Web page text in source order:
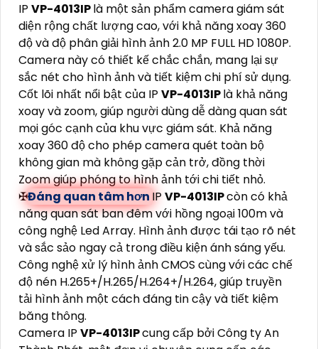
IP VP-4013IPlà một sản phẩm camera giám sát
diện rộng chất lượng cao, với khả năng xoay 360
độ và độ phân giải hình ảnh 2.0 MP FULL HD 1080P.
Camera này có thiết kế chắc chắn, mang lại sự
sắc nét cho hình ảnh và tiết kiệm chi phí sử dụng.
Cốt lõi nhất nổi bật của IP VP-4013IPlà khả năng
xoay và zoom, giúp người dùng dễ dàng quan sát
mọi góc cạnh của khu vực giám sát. Khả năng
xoay 360 độ cho phép camera quét toàn bộ
không gian mà không gặp cản trở, đồng thời
Zoom giúp phóng to hình ảnh tới chi tiết nhỏ.
✠Đáng quan tâm hơn IP VP-4013IPcòn có khả
năng quan sát ban đêm với hồng ngoại 100m và
công nghệ Led Array. Hình ảnh được tái tạo rõ nét
và sắc sảo ngay cả trong điều kiện ánh sáng yếu.
Công nghệ xử lý hình ảnh CMOS cùng với các chế
độ nén H.265+/H.265/H.264+/H.264, giúp truyền
tải hình ảnh một cách đáng tin cậy và tiết kiệm
băng thông.
Camera IP VP-4013IPcung cấp bởi Công ty An